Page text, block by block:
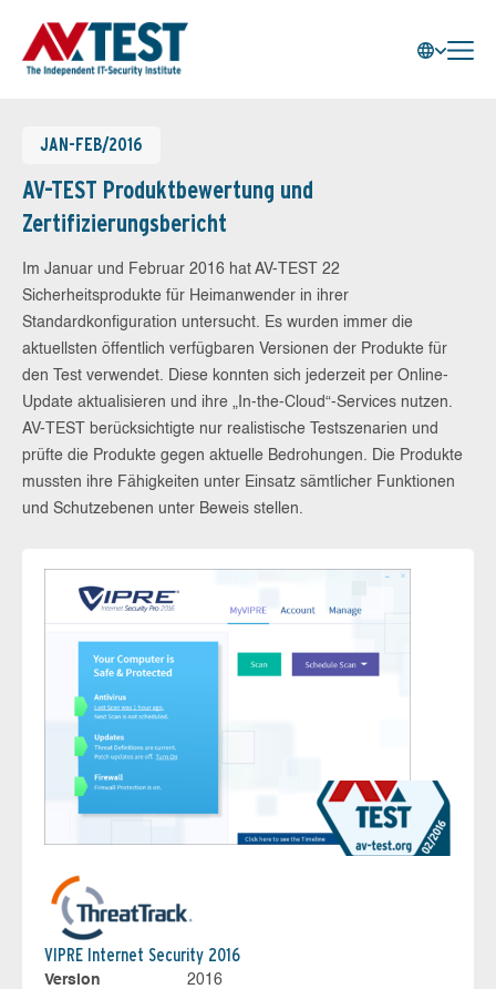
JAN-FEB/2016
AV-TEST Produktbewertung und
Zertifizierungsbericht
Im Januar und Februar 2016 hat AV-TEST 22
Sicherheitsprodukte für Heimanwender in ihrer
Standardkonfiguration untersucht. Es wurden immer die
aktuellsten öffentlich verfügbaren Versionen der Produkte für
den Test verwendet. Diese konnten sich jederzeit per Online-
Update aktualisieren und ihre „In-the-Cloud“-Services nutzen.
AV-TEST berücksichtigte nur realistische Testszenarien und
prüfte die Produkte gegen aktuelle Bedrohungen. Die Produkte
mussten ihre Fähigkeiten unter Einsatz sämtlicher Funktionen
und Schutzebenen unter Beweis stellen.
VIPRE Internet Security 2016
Version
2016